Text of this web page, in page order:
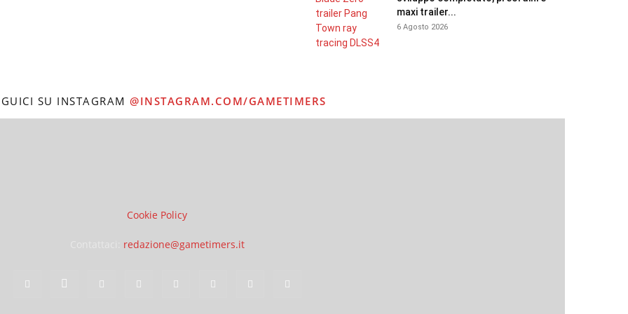
maxi trailer...
6 Agosto 2026
SU INSTAGRAM @INSTAGRAM.COM/GAMETIMERS
Cookie Policy
redazione@gametimers.it